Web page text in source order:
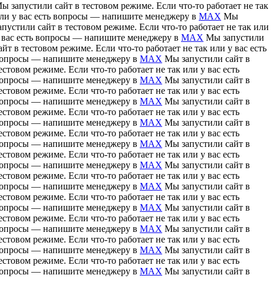
запустили сайт в тестовом режиме. Если что-то работает не так
у вас есть вопросы — напишите менеджеру в MAX Мы
сайт в тестовом режиме. Если что-то работает не так или
есть вопросы — напишите менеджеру в MAX Мы запустили
в тестовом режиме. Если что-то работает не так или у вас есть
— напишите менеджеру в MAX Мы запустили сайт в
режиме. Если что-то работает не так или у вас есть
— напишите менеджеру в MAX Мы запустили сайт в
режиме. Если что-то работает не так или у вас есть
— напишите менеджеру в MAX Мы запустили сайт в
режиме. Если что-то работает не так или у вас есть
— напишите менеджеру в MAX Мы запустили сайт в
режиме. Если что-то работает не так или у вас есть
— напишите менеджеру в MAX Мы запустили сайт в
режиме. Если что-то работает не так или у вас есть
— напишите менеджеру в MAX Мы запустили сайт в
режиме. Если что-то работает не так или у вас есть
— напишите менеджеру в MAX Мы запустили сайт в
режиме. Если что-то работает не так или у вас есть
— напишите менеджеру в MAX Мы запустили сайт в
режиме. Если что-то работает не так или у вас есть
— напишите менеджеру в MAX Мы запустили сайт в
режиме. Если что-то работает не так или у вас есть
— напишите менеджеру в MAX Мы запустили сайт в
режиме. Если что-то работает не так или у вас есть
— напишите менеджеру в MAX Мы запустили сайт в